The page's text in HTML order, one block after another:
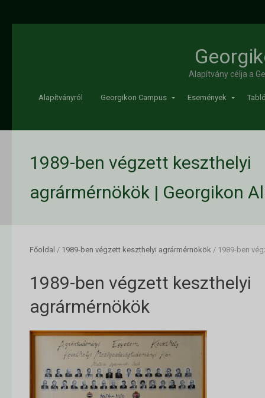
Alapítvány célja a
Alapítványról Georgikon Campus Események
1989-ben végzett keszthelyi
agrármérnökök | Georgikon
Főoldal / 1989-ben végzett keszthelyi agrármérnökök / 1989-ben
1989-ben végzett keszthelyi
agrármérnökök